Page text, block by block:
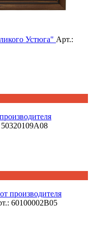
Устюга" Арт.:
60100002В05